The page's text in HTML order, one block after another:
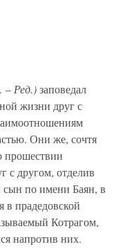
– Ред.)заповедал
жизни друг с
Они же, сочтя
прошествии
с другом, отделив
по имени Баян, в
в прадедовской
Котрагом,
напротив них.